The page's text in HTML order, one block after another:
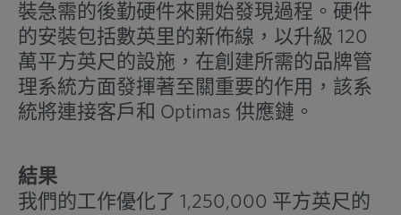
裝急需的後勤硬件來開始發現過程。硬件
的安裝包括數英里的新佈線，以升級 120
萬平方英尺的設施，在創建所需的品牌管
理系統方面發揮著至關重要的作用，該系
統將連接客戶和 Optimas 供應鏈。
結果
我們的工作優化了 1,250,000 平方英尺的